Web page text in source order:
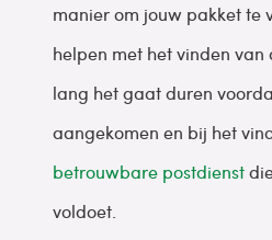
manier om jouw pakket te
helpen met het vinden van
lang het gaat duren
aangekomen en bij het
betrouwbare postdienst
voldoet.